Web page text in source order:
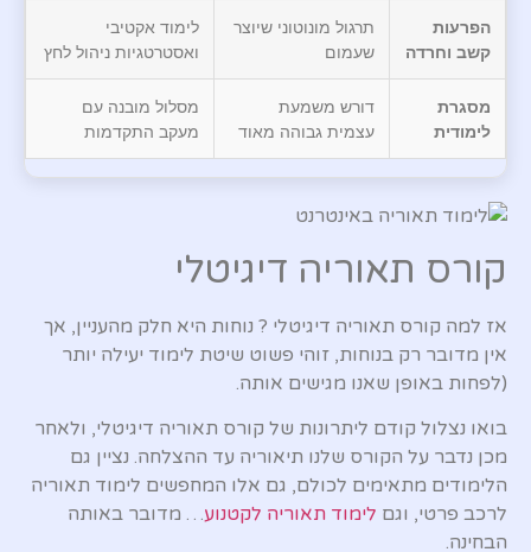
הפרעות
קשב וחרדה
תרגול מונוטוני שיוצר
שעמום
לימוד אקטיבי
ואסטרטגיות ניהול לחץ
מסגרת
לימודית
דורש משמעת
עצמית גבוהה מאוד
מסלול מובנה עם
מעקב התקדמות
קורס תאוריה דיגיטלי
אז למה קורס תאוריה דיגיטלי ? נוחות היא חלק מהעניין, אך
אין מדובר רק בנוחות, זוהי פשוט שיטת לימוד יעילה יותר
(לפחות באופן שאנו מגישים אותה.
בואו נצלול קודם ליתרונות של קורס תאוריה דיגיטלי, ולאחר
מכן נדבר על הקורס שלנו תיאוריה עד ההצלחה. נציין גם
הלימודים מתאימים לכולם, גם אלו המחפשים לימוד תאוריה
לרכב פרטי, וגם לימוד תאוריה לקטנוע… מדובר באותה
הבחינה.